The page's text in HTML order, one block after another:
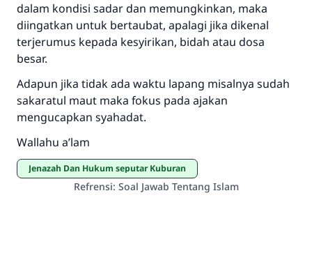
dalam kondisi sadar dan memungkinkan, maka
diingatkan untuk bertaubat, apalagi jika dikenal
terjerumus kepada kesyirikan, bidah atau dosa
besar.
Adapun jika tidak ada waktu lapang misalnya sudah
sakaratul maut maka fokus pada ajakan
mengucapkan syahadat.
Wallahu a’lam
Jenazah Dan Hukum seputar Kuburan
Refrensi: Soal Jawab Tentang Islam